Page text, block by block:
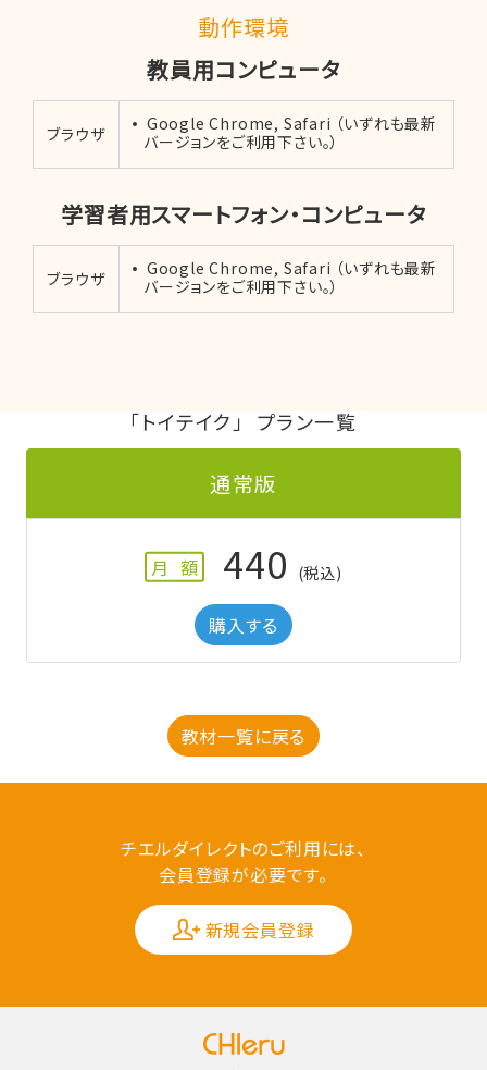
動作環境
教員用コンピュータ
ブラウザ
Google Chrome, Safari （いずれも最新
バージョンをご利用下さい。）
学習者用スマートフォン・コンピュータ
ブラウザ
Google Chrome, Safari （いずれも最新
バージョンをご利用下さい。）
「トイテイク」 プラン一覧
通常版
月 額 440 (税込)
購入する
教材一覧に戻る
チエルダイレクトのご利用には、
会員登録が必要です。
新規会員登録